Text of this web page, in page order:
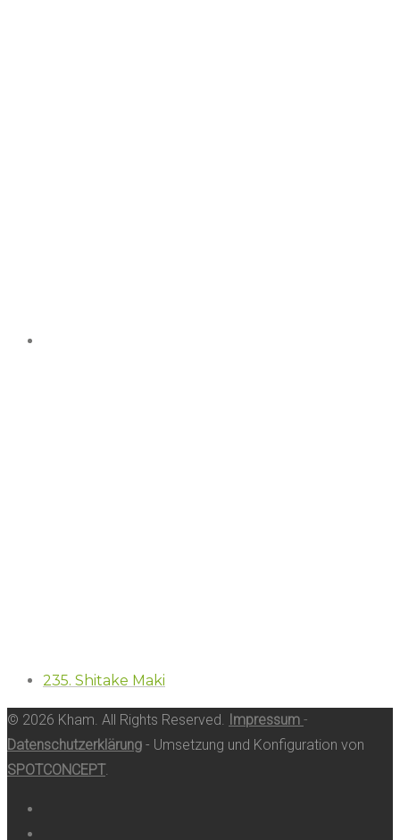
235. Shitake Maki
© 2026 Kham. All Rights Reserved. Impressum -
Datenschutzerklärung - Umsetzung und Konfiguration von
SPOTCONCEPT.